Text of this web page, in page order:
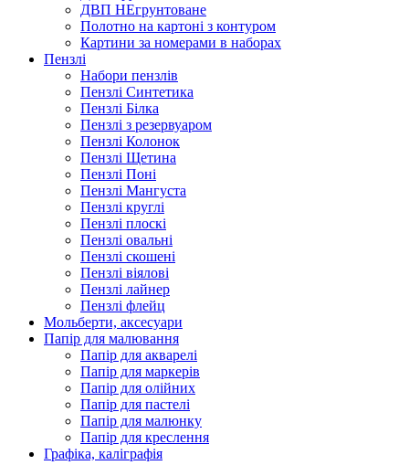
ДВП НЕгрунтоване
Полотно на картоні з контуром
Картини за номерами в наборах
Пензлі
Набори пензлів
Пензлі Синтетика
Пензлі Білка
Пензлі з резервуаром
Пензлі Колонок
Пензлі Щетина
Пензлі Поні
Пензлі Мангуста
Пензлі круглі
Пензлі плоскі
Пензлі овальні
Пензлі скошені
Пензлі віялові
Пензлі лайнер
Пензлі флейц
Мольберти, аксесуари
Папір для малювання
Папір для акварелі
Папір для маркерів
Папір для олійних
Папір для пастелі
Папір для малюнку
Папір для креслення
Графіка, каліграфія